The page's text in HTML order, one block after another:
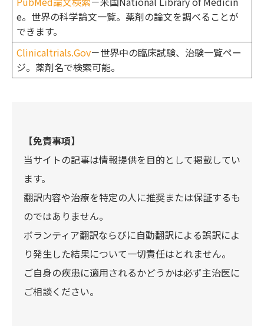
e。世界の科学論文一覧。薬剤の論文を調べることが
できます。
Clinicaltrials.Gov－世界中の臨床試験、治験一覧ペー
ジ。薬剤名で検索可能。
【免責事項】
当サイトの記事は情報提供を目的として掲載してい
ます。
翻訳内容や治療を特定の人に推奨または保証するも
のではありません。
ボランティア翻訳ならびに自動翻訳による誤訳によ
り発生した結果について一切責任はとれません。
ご自身の疾患に適用されるかどうかは必ず主治医に
ご相談ください。